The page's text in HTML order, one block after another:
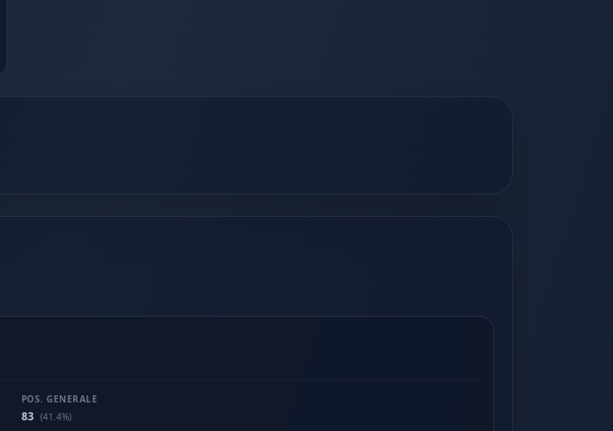
POS. GENERALE
83 (41.4%)